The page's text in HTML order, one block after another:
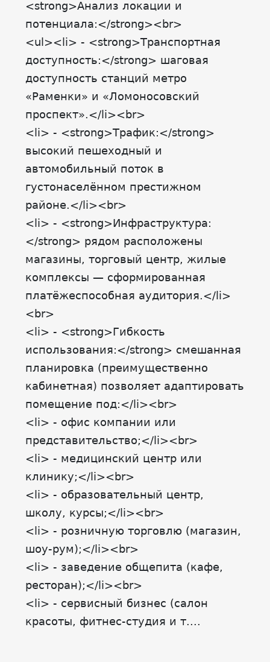
<strong>Анализ локации и
потенциала:</strong><br>
<ul><li> - <strong>Транспортная
доступность:</strong> шаговая
доступность станций метро
«Раменки» и «Ломоносовский
проспект».</li><br>
<li> - <strong>Трафик:</strong>
высокий пешеходный и
автомобильный поток в
густонаселённом престижном
районе.</li><br>
<li> - <strong>Инфраструктура:
</strong> рядом расположены
магазины, торговый центр, жилые
комплексы — сформированная
платёжеспособная аудитория.</li>
<br>
<li> - <strong>Гибкость
использования:</strong> смешанная
планировка (преимущественно
кабинетная) позволяет адаптировать
помещение под:</li><br>
<li> - офис компании или
представительство;</li><br>
<li> - медицинский центр или
клинику;</li><br>
<li> - образовательный центр,
школу, курсы;</li><br>
<li> - розничную торговлю (магазин,
шоу-рум);</li><br>
<li> - заведение общепита (кафе,
ресторан);</li><br>
<li> - сервисный бизнес (салон
красоты, фитнес-студия и т....